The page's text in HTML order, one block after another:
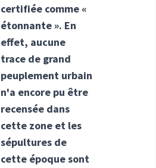
certifiée comme «
étonnante ». En
effet, aucune
trace de grand
peuplement urbain
n'a encore pu être
recensée dans
cette zone et les
sépultures de
cette époque sont